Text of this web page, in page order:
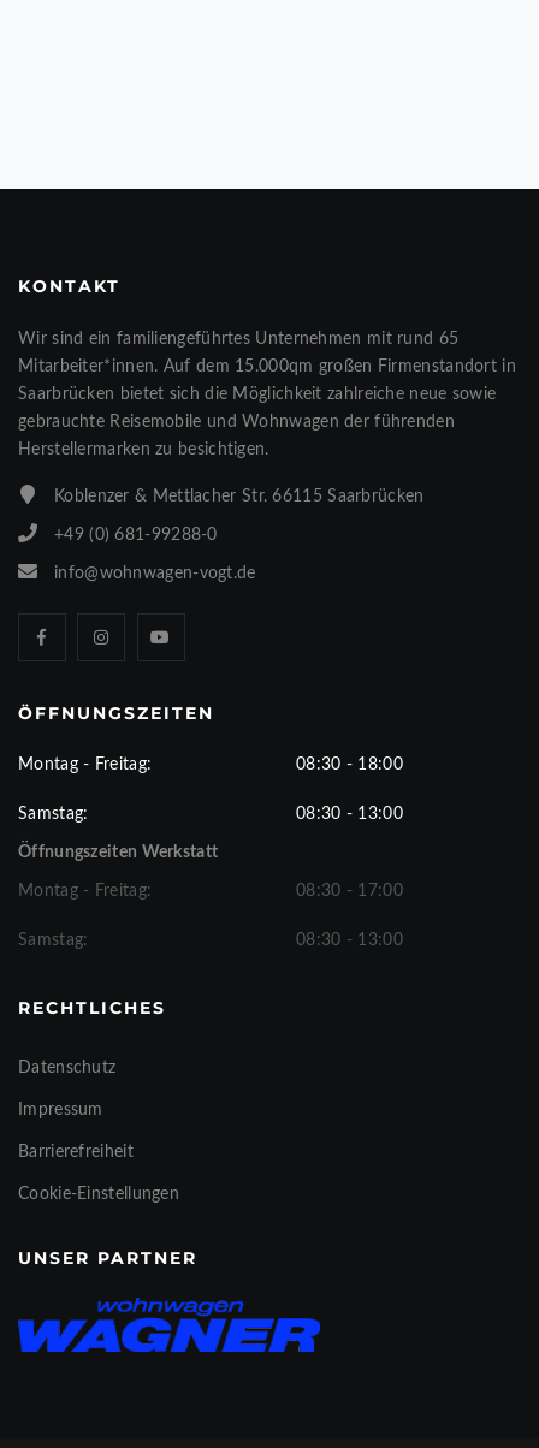
KONTAKT
Wir sind ein familiengeführtes Unternehmen mit rund 65
Mitarbeiter*innen. Auf dem 15.000qm großen Firmenstandort in
Saarbrücken bietet sich die Möglichkeit zahlreiche neue sowie
gebrauchte Reisemobile und Wohnwagen der führenden
Herstellermarken zu besichtigen.
Koblenzer & Mettlacher Str. 66115 Saarbrücken
+49 (0) 681-99288-0
info@wohnwagen-vogt.de
ÖFFNUNGSZEITEN
Montag - Freitag: 08:30 - 18:00
Samstag: 08:30 - 13:00
Öffnungszeiten Werkstatt
Montag - Freitag: 08:30 - 17:00
Samstag: 08:30 - 13:00
RECHTLICHES
Datenschutz
Impressum
Barrierefreiheit
Cookie-Einstellungen
UNSER PARTNER